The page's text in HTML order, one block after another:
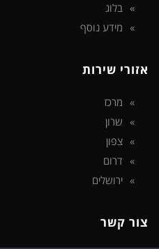
בלוג
מידע נוסף
אזורי שירות
מרכז
שרון
צפון
דרום
ירושלים
צור קשר